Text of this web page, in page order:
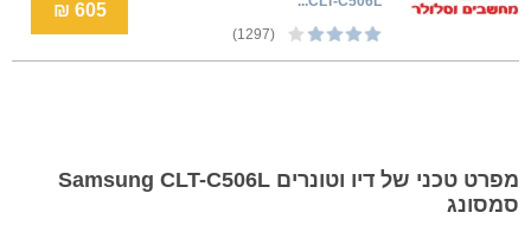
(1297)
605 ₪
מפרט טכני של דיו וטונרים Samsung CLT-C506L
סמסונג